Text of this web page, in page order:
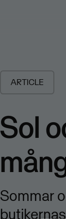
ARTICLE
Sol
Sommar